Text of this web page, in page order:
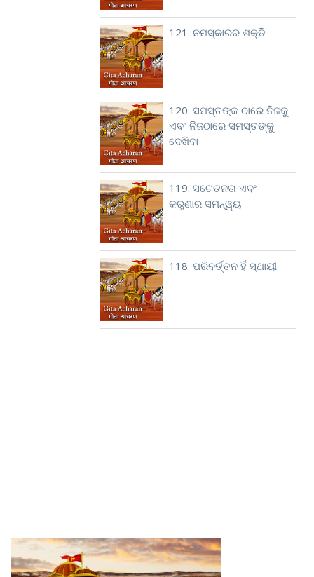
121. ନମସ୍କାରର ଶକ୍ତି
120. ସମସ୍ତଙ୍କ ଠାରେ ନିଜକୁ
ଏବଂ ନିଜଠାରେ ସମସ୍ତଙ୍କୁ
ଦେଖିବା
119. ସଚେତନତା ଏବଂ
କରୁଣାର ସମନ୍ୱୟ
118. ପରିବର୍ତ୍ତନ ହିଁ ସ୍ଥାୟୀ